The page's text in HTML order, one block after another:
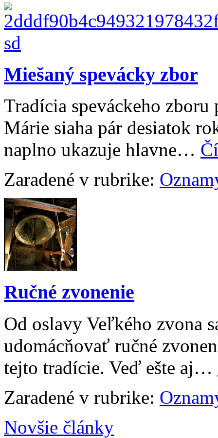
Miešaný spevácky zbor
Tradícia speváckeho
Márie siaha pár desiatok
naplno ukazuje hlavne…
Zaradené v rubrike:
Ručné zvonenie
Od oslavy Veľkého zvona
udomácňovať ručné
tejto tradície. Veď ešte aj…
Zaradené v rubrike:
Novšie články